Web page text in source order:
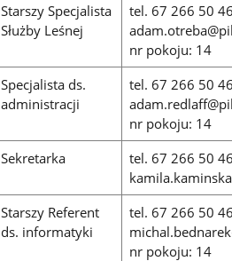
Starszy Specjalista
Służby Leśnej
tel. 67 266 50
nr pokoju: 14
Specjalista ds.
administracji
tel. 67 266 50
nr pokoju: 14
Sekretarka
tel. 67 266 50
Starszy Referent
ds. informatyki
tel. 67 266 50
nr pokoju: 14